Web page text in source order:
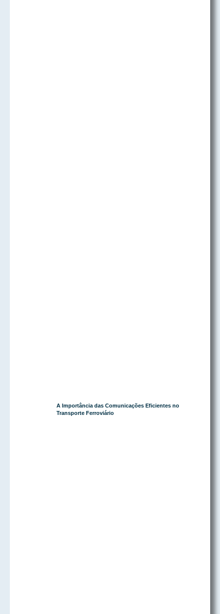
A Importância das Comunicações Eficientes no
Transporte Ferroviário